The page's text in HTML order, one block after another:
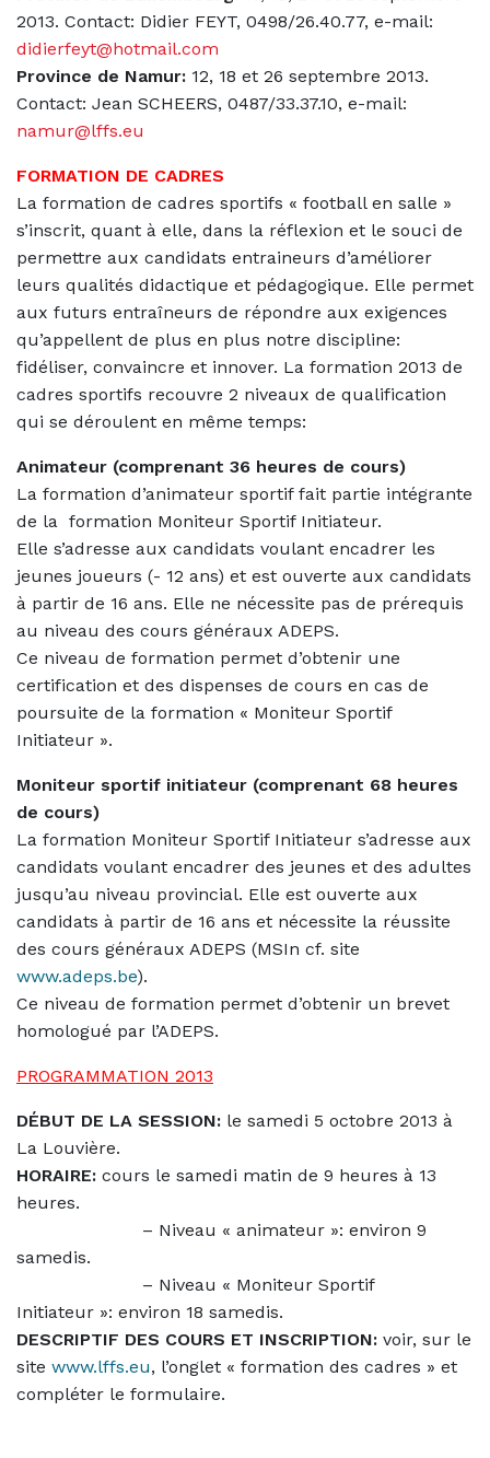
2013. Contact: Didier FEYT, 0498/26.40.77, e-mail:
didierfeyt@hotmail.com
Province de Namur: 12, 18 et 26 septembre 2013.
Contact: Jean SCHEERS, 0487/33.37.10, e-mail:
namur@lffs.eu
FORMATION DE CADRES
La formation de cadres sportifs « football en salle »
s’inscrit, quant à elle, dans la réflexion et le souci de
permettre aux candidats entraineurs d’améliorer
leurs qualités didactique et pédagogique. Elle permet
aux futurs entraîneurs de répondre aux exigences
qu’appellent de plus en plus notre discipline:
fidéliser, convaincre et innover. La formation 2013 de
cadres sportifs recouvre 2 niveaux de qualification
qui se déroulent en même temps:
Animateur (comprenant 36 heures de cours)
La formation d’animateur sportif fait partie intégrante
de la formation Moniteur Sportif Initiateur.
Elle s’adresse aux candidats voulant encadrer les
jeunes joueurs (- 12 ans) et est ouverte aux candidats
à partir de 16 ans. Elle ne nécessite pas de prérequis
au niveau des cours généraux ADEPS.
Ce niveau de formation permet d’obtenir une
certification et des dispenses de cours en cas de
poursuite de la formation « Moniteur Sportif
Initiateur ».
Moniteur sportif initiateur (comprenant 68 heures
de cours)
La formation Moniteur Sportif Initiateur s’adresse aux
candidats voulant encadrer des jeunes et des adultes
jusqu’au niveau provincial. Elle est ouverte aux
candidats à partir de 16 ans et nécessite la réussite
des cours généraux ADEPS (MSIn cf. site
www.adeps.be).
Ce niveau de formation permet d’obtenir un brevet
homologué par l’ADEPS.
PROGRAMMATION 2013
DÉBUT DE LA SESSION: le samedi 5 octobre 2013 à
La Louvière.
HORAIRE: cours le samedi matin de 9 heures à 13
heures.
– Niveau « animateur »: environ 9
samedis.
– Niveau « Moniteur Sportif
Initiateur »: environ 18 samedis.
DESCRIPTIF DES COURS ET INSCRIPTION: voir, sur le
site www.lffs.eu, l’onglet « formation des cadres » et
compléter le formulaire.